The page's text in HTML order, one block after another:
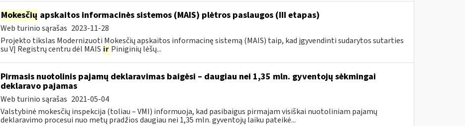
Mokesčių apskaitos informacinės sistemos (MAIS) plėtros paslaugos (III etapas)
Web turinio sąrašas 2023-11-28
Projekto tikslas Modernizuoti Mokesčių apskaitos informacinę sistemą (MAIS) taip, kad įgyvendinti sudarytos sutarties
su VĮ Registrų centru dėl MAIS ir Piniginių lėšų...
Pirmasis nuotolinis pajamų deklaravimas baigėsi – daugiau nei 1,35 mln. gyventojų sėkmingai
deklaravo pajamas
Web turinio sąrašas 2021-05-04
Valstybinė mokesčių inspekcija (toliau – VMI) informuoja, kad pasibaigus pirmajam visiškai nuotoliniam pajamų
deklaravimo procesui nuo metų pradžios daugiau nei 1,35 mln. gyventojų laiku pateikė...